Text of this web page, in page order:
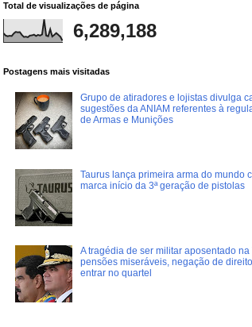
Total de visualizações de página
6,289,188
Postagens mais visitadas
Grupo de atiradores e lojistas divulga
sugestões da ANIAM referentes à
de Armas e Munições
Taurus lança primeira arma do mundo
marca início da 3ª geração de pistolas
A tragédia de ser militar aposentado na
pensões miseráveis, negação de
entrar no quartel